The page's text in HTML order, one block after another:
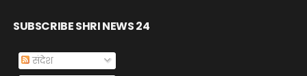
SUBSCRIBE SHRI NEWS 24
संदेश